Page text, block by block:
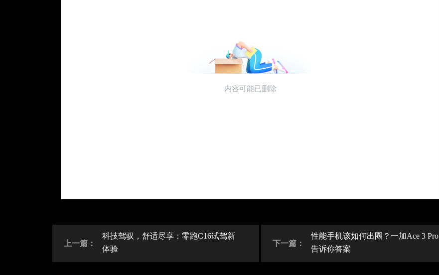
上一篇：
科技驾驭，舒适尽享：零跑C16试驾新
体验
下一篇：
性能手机该如何出圈？一加Ace 3 Pro
告诉你答案